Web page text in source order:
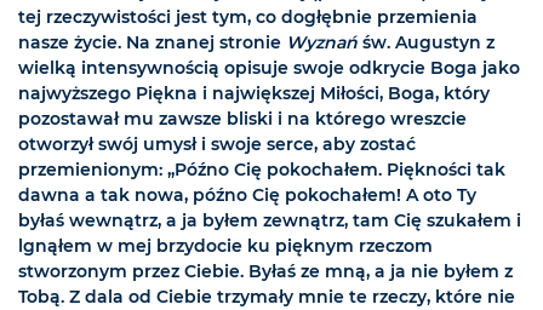
tej rzeczywistości jest tym, co dogłębnie przemienia
nasze życie. Na znanej stronie Wyznań św. Augustyn z
wielką intensywnością opisuje swoje odkrycie Boga jako
najwyższego Piękna i największej Miłości, Boga, który
pozostawał mu zawsze bliski i na którego wreszcie
otworzył swój umysł i swoje serce, aby zostać
przemienionym: „Późno Cię pokochałem. Piękności tak
dawna a tak nowa, późno Cię pokochałem! A oto Ty
byłaś wewnątrz, a ja byłem zewnątrz, tam Cię szukałem i
lgnąłem w mej brzydocie ku pięknym rzeczom
stworzonym przez Ciebie. Byłaś ze mną, a ja nie byłem z
Tobą. Z dala od Ciebie trzymały mnie te rzeczy, które nie